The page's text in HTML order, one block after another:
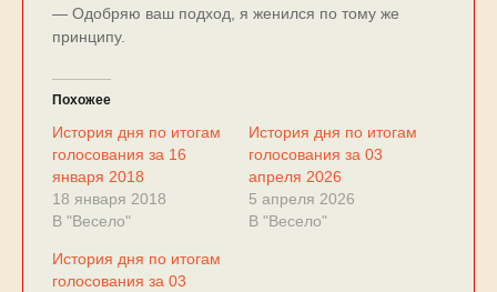
— Одобряю ваш подход, я женился по тому же
принципу.
Похожее
История дня по итогам
голосования за 16
января 2018
18 января 2018
В "Весело"
История дня по итогам
голосования за 03
апреля 2026
5 апреля 2026
В "Весело"
История дня по итогам
голосования за 03